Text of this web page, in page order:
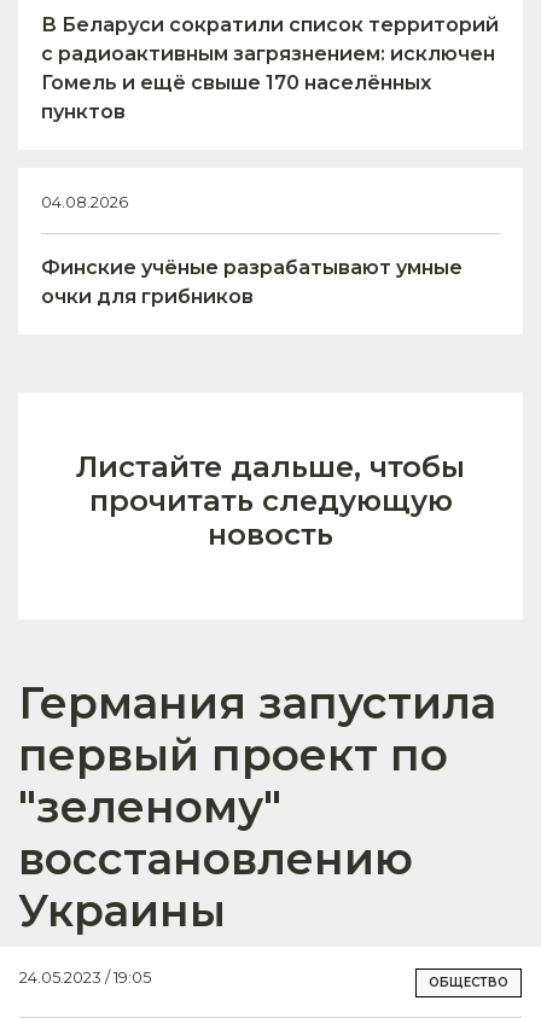
В Беларуси сократили список территорий
с радиоактивным загрязнением: исключен
Гомель и ещё свыше 170 населённых
пунктов
04.08.2026
Финские учёные разрабатывают умные
очки для грибников
Листайте дальше, чтобы
прочитать следующую
новость
Германия запустила
первый проект по
"зеленому"
восстановлению
Украины
24.05.2023 / 19:05 ОБЩЕСТВО